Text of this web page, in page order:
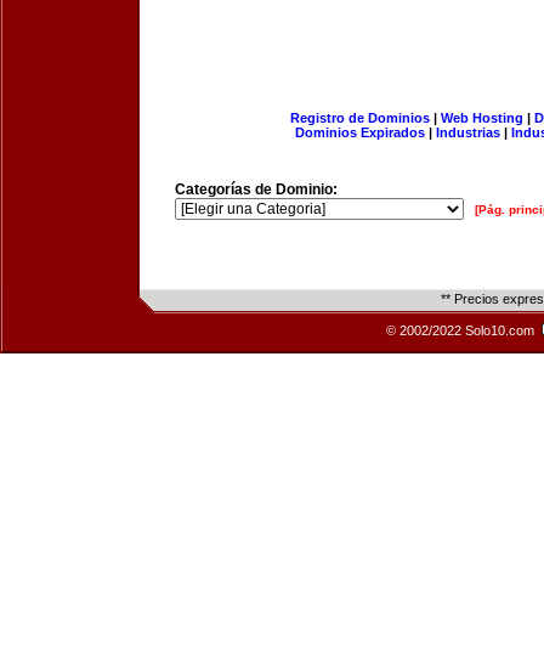
Registro de Dominios| Web Hosting |
Dominios Expirados | Industrias |
Categorías de Dominio:
[Pág.
** Precios
© 2002/2022 Solo10.com